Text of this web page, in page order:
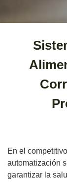
En el
automatización
garantizar la